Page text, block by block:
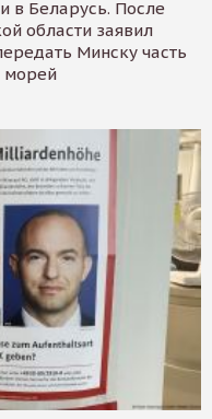
в Беларусь. После
области заявил
Минску часть
морей